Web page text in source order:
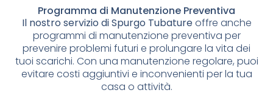
Programma di Manutenzione Preventiva
Il nostro servizio di Spurgo Tubatureoffre anche
programmi di manutenzione preventiva per
prevenire problemi futuri e prolungare la vita dei
tuoi scarichi. Con una manutenzione regolare, puoi
evitare costi aggiuntivi e inconvenienti per la tua
casa o attività.